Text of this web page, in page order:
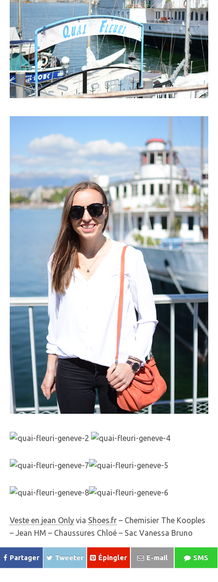
Veste en jean Only via Shoes.fr – Chemisier The Kooples
– Jean HM – Chaussures Chloé – Sac Vanessa Bruno
Partager Tweeter Épingler E-mail SMS